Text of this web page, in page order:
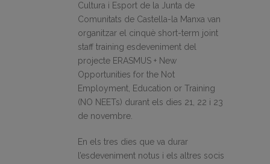
Cultura i Esport de la Junta de
Comunitats de Castella-la Manxa van
organitzar el cinquè short-term joint
staff training esdeveniment del
projecte ERASMUS + New
Opportunities for the Not
Employment, Education or Training
(NO NEETs) durant els dies 21, 22 i 23
de novembre.
En els tres dies que va durar
l’esdeveniment notus i els altres socis